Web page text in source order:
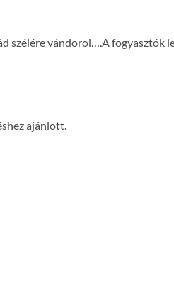
szélére vándorol….A
ajánlott.